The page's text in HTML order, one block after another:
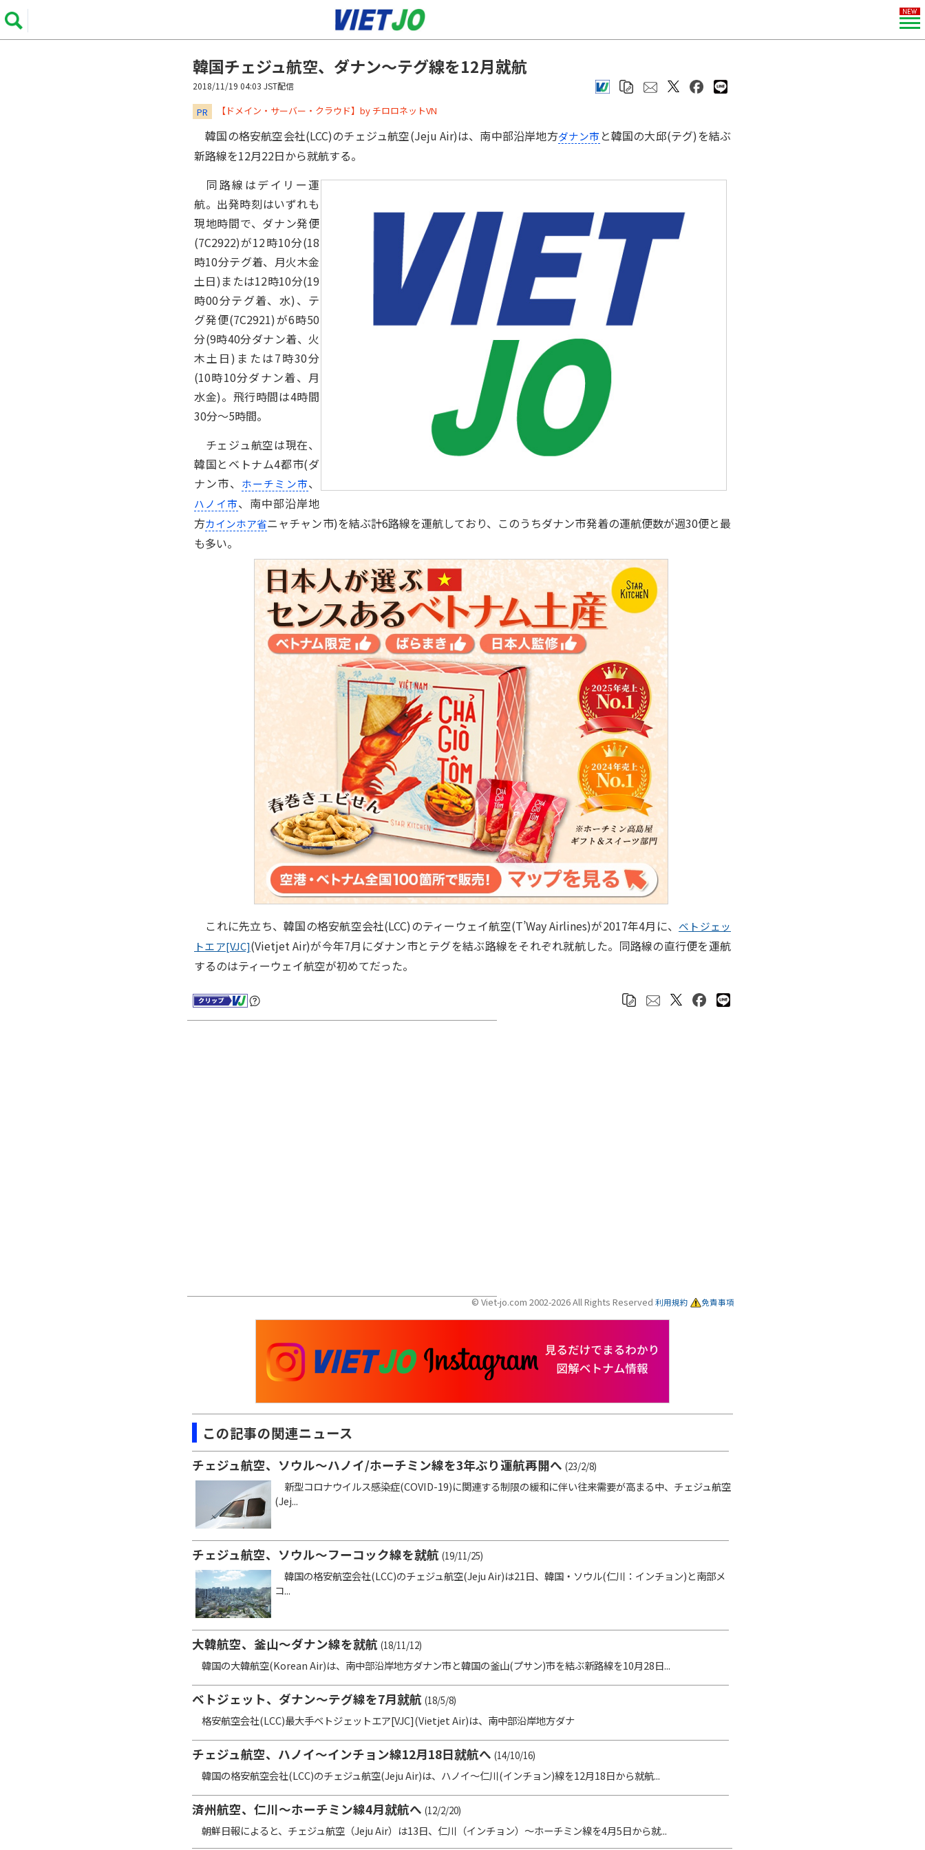
韓国チェジュ航空、ダナン～テグ線を12月就航
2018/11/19 04:03 JST配信
PR ​​​​​​​【ドメイン・サーバー・クラウド】by チロロネットVN
韓国の格安航空会社(LCC)のチェジュ航空(Jeju Air)は、南中部沿岸地方ダナン市 と韓国の大邱(テグ)を結ぶ
新路線を12月22日から就航する。
同路線はデイリー運
航。出発時刻はいずれも
現地時間で、ダナン発便
(7C2922)が12時10分(18
時10分テグ着、月火木金
土日)または12時10分(19
時00分テグ着、水)、テ
グ発便(7C2921)が6時50
分(9時40分ダナン着、火
木土日)または7時30分
(10時10分ダナン着、月
水金)。飛行時間は4時間
30分～5時間。
チェジュ航空は現在、
韓国とベトナム4都市(ダ
ナン市、 ホーチミン市、
ハノイ市、南中部沿岸地
方カインホア省ニャチャン市)を結ぶ計6路線を運航しており、このうちダナン市発着の運航便数が週30便と最
も多い。
これに先立ち、韓国の格安航空会社(LCC)のティーウェイ航空(T’Way Airlines)が2017年4月に、 ベトジェッ
トエア[VJC](Vietjet Air)が今年7月にダナン市とテグを結ぶ路線をそれぞれ就航した。同路線の直行便を運航
するのはティーウェイ航空が初めてだった。
© Viet-jo.com 2002-2026 All Rights Reserved 利用規約 免責事項
この記事の関連ニュース
チェジュ航空、ソウル〜ハノイ/ホーチミン線を3年ぶり運航再開へ (23/2/8)
新型コロナウイルス感染症(COVID-19)に関連する制限の緩和に伴い往来需要が高まる中、チェジュ航空
(Jej...
チェジュ航空、ソウル～フーコック線を就航 (19/11/25)
韓国の格安航空会社(LCC)のチェジュ航空(Jeju Air)は21日、韓国・ソウル(仁川：インチョン)と南部メ
コ...
大韓航空、釜山～ダナン線を就航 (18/11/12)
韓国の大韓航空(Korean Air)は、南中部沿岸地方ダナン市と韓国の釜山(プサン)市を結ぶ新路線を10月28日...
ベトジェット、ダナン～テグ線を7月就航 (18/5/8)
格安航空会社(LCC)最大手ベトジェットエア[VJC](Vietjet Air)は、南中部沿岸地方ダナ
チェジュ航空、ハノイ～インチョン線12月18日就航へ (14/10/16)
韓国の格安航空会社(LCC)のチェジュ航空(Jeju Air)は、ハノイ～仁川(インチョン)線を12月18日から就航...
済州航空、仁川～ホーチミン線4月就航へ (12/2/20)
朝鮮日報によると、チェジュ航空（Jeju Air）は13日、仁川（インチョン）～ホーチミン線を4月5日から就...